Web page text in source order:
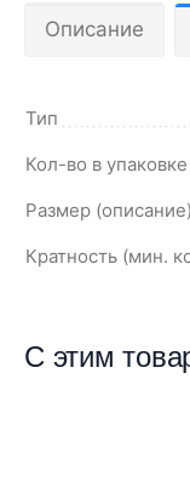
Описание
Тип
Кол-во в упаковке
Размер (описание)
Кратность (мин.
С этим